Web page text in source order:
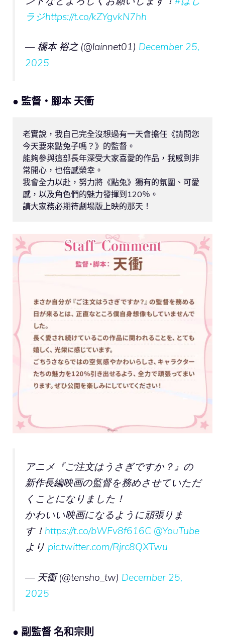
ラジhttps://t.co/kZYgvkN7hh
— 橋本 裕之 (@lainnet01) December 25,
2025
● 監督・腳本 天衝
老實說，我自己完全沒想過有一天會擔任《請問您
今天要來點兔子嗎？》的監督。
能夠參與這部長年深受大家喜愛的作品，我感到非
常開心，也倍感榮幸。
我會全力以赴，努力將《點兔》獨有的氛圍、可愛
感，以及角色們的魅力發揮到120％。
請大家務必期待劇場版上映的那天！
アニメ『ご注文はうさぎですか？』の
新作長編映画の監督を務めさせていただ
くことになりました！
かわいい映画になるように頑張りま
す！ https://t.co/bWFv8f616C @YouTube
より pic.twitter.com/Rjrc8QXTwu
— 天衝 (@tensho_tw) December 25,
2025
● 副監督 名和宗則